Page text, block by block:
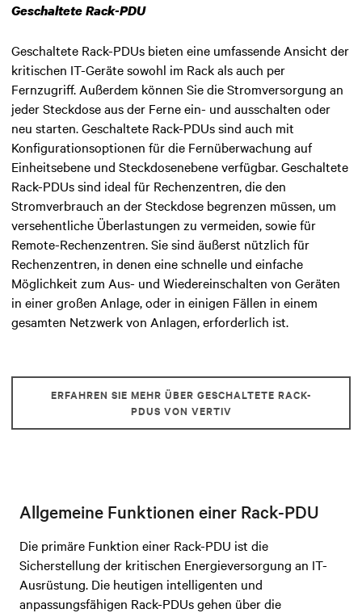
Geschaltete Rack-PDU
Geschaltete Rack-PDUs bieten eine umfassende Ansicht der
kritischen IT-Geräte sowohl im Rack als auch per
Fernzugriff. Außerdem können Sie die Stromversorgung an
jeder Steckdose aus der Ferne ein- und ausschalten oder
neu starten. Geschaltete Rack-PDUs sind auch mit
Konfigurationsoptionen für die Fernüberwachung auf
Einheitsebene und Steckdosenebene verfügbar. Geschaltete
Rack-PDUs sind ideal für Rechenzentren, die den
Stromverbrauch an der Steckdose begrenzen müssen, um
versehentliche Überlastungen zu vermeiden, sowie für
Remote-Rechenzentren. Sie sind äußerst nützlich für
Rechenzentren, in denen eine schnelle und einfache
Möglichkeit zum Aus- und Wiedereinschalten von Geräten
in einer großen Anlage, oder in einigen Fällen in einem
gesamten Netzwerk von Anlagen, erforderlich ist.
ERFAHREN SIE MEHR ÜBER GESCHALTETE RACK-
PDUS VON VERTIV
Allgemeine Funktionen einer Rack-PDU
Die primäre Funktion einer Rack-PDU ist die
Sicherstellung der kritischen Energieversorgung an IT-
Ausrüstung. Die heutigen intelligenten und
anpassungsfähigen Rack-PDUs gehen über die